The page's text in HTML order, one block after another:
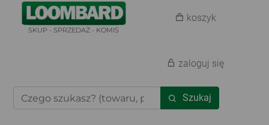
SKUP - SPRZEDAŻ - KOMIS
Szukaj
koszyk
zaloguj się